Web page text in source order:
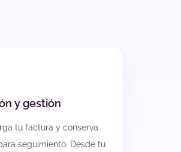
y gestión
tu factura y conserva
seguimiento. Desde tu